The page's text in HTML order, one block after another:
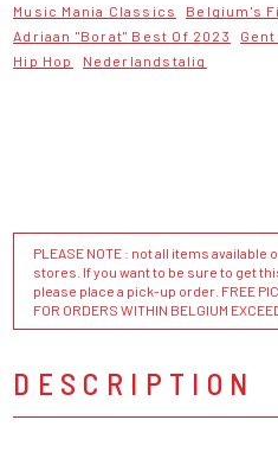
Music Mania Classics Belgium's
Adriaan "Borat" Best Of 2023
Hip Hop
Nederlandstalig
PLEASE NOTE : not all items
stores. If you want to be sure to get
please place a pick-up order. FREE
FOR ORDERS WITHIN BELGIUM
DESCRIPTION